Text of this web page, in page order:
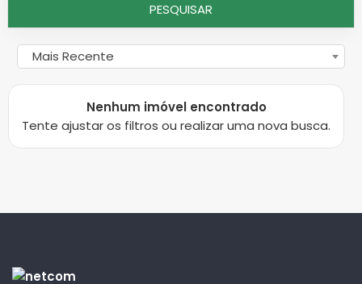
PESQUISAR
Mais Recente
Nenhum imóvel encontrado
Tente ajustar os filtros ou realizar uma nova busca.